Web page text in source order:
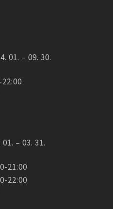
01. – 09. 30.
– 03. 31.
21:00
22:00